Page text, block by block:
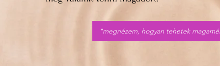
"megnézem, hogyan tehetek